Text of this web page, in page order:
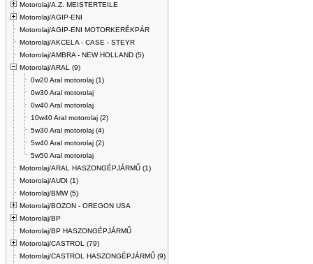
Motorolaj/A.Z. MEISTERTEILE
Motorolaj/AGIP-ENI
Motorolaj/AGIP-ENI MOTORKERÉKPÁR
Motorolaj/AKCELA - CASE - STEYR
Motorolaj/AMBRA - NEW HOLLAND (5)
Motorolaj/ARAL (9)
0w20 Aral motorolaj (1)
0w30 Aral motorolaj
0w40 Aral motorolaj
10w40 Aral motorolaj (2)
5w30 Aral motorolaj (4)
5w40 Aral motorolaj (2)
5w50 Aral motorolaj
Motorolaj/ARAL HASZONGÉPJÁRMŰ (1)
Motorolaj/AUDI (1)
Motorolaj/BMW (5)
Motorolaj/BOZON - OREGON USA
Motorolaj/BP
Motorolaj/BP HASZONGÉPJÁRMŰ
Motorolaj/CASTROL (79)
Motorolaj/CASTROL HASZONGÉPJÁRMŰ (9)